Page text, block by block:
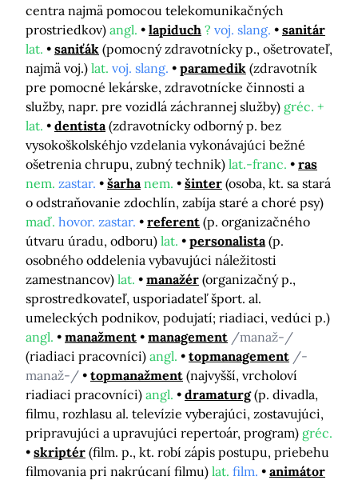
centra najmä pomocou telekomunikačných
prostriedkov) angl. lapiduch ? voj. slang.
sanitár
lat.
saniťák (pomocný zdravotnícky p., ošetrovateľ,
najmä voj.) lat. voj. slang. paramedik (zdravotník
pre pomocné lekárske, zdravotnícke činnosti a
služby, napr. pre vozidlá záchrannej služby) gréc. +
lat.
dentista (zdravotnícky odborný p. bez
vysokoškolskéhjo vzdelania vykonávajúci bežné
ošetrenia chrupu, zubný technik) lat.-franc.
ras
nem. zastar. šarha nem. šinter (osoba, kt. sa stará
o odstraňovanie zdochlín, zabíja staré a choré psy)
maď. hovor. zastar. referent (p. organizačného
útvaru úradu, odboru) lat. personalista (p.
osobného oddelenia vybavujúci náležitosti
zamestnancov) lat. manažér (organizačný p.,
sprostredkovateľ, usporiadateľ šport. al.
umeleckých podnikov, podujatí; riadiaci, vedúci p.)
angl.
manažment management /manaž-/
(riadiaci pracovníci) angl. topmanagement /-
manaž-/
topmanažment (najvyšší, vrcholoví
riadiaci pracovníci) angl. dramaturg (p. divadla,
filmu, rozhlasu al. televízie vyberajúci, zostavujúci,
pripravujúci a upravujúci repertoár, program) gréc.
skriptér (film. p., kt. robí zápis postupu, priebehu
filmovania pri nakrúcaní filmu) lat. film.
animátor